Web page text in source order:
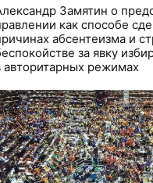
Замятин о
как способе
абсентеизма и
за явку
авторитарных режимах